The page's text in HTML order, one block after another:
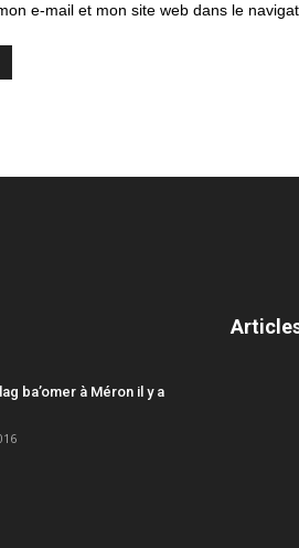
e-mail et mon site web dans le
ba’omer à Méron il y a